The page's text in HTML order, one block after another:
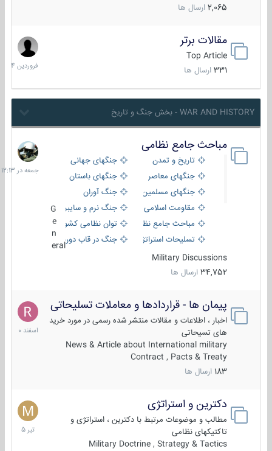
2,065 ارسال ها
مقالات برتر
Top Article
331 ارسال ها
29
فروردین
1404
WAR AND HISTORY - بخش جنگ و تاریخ
مباحث جامع نظامی
تاریخ و تمدن
جنگهای جهانی
جنگهای معاصر
جنگهای باستان
جنگهای مسلمین
جنگ آوران
مقاومت اسلامی
جنگ نرم و سایبری
مباحث جامع نظامی
توان نظامی کشورها
تسلیحات استراتژیک
جنگ در قاب دوربین
eral
Military Discussions
34,752 ارسال ها
جمعه
در
12:13
پیمان ها - قراردادها و معاملات تسلیحاتی
اخبار ، اطلاعات و مقالات منتشر شده رسمی در مورد خرید
های تسیحاتی
News & Article about International military
Contract , Pacts & Treaty
183 ارسال ها
7
اسفند
1400
دکترین و استراتژی
مطالب و موضوعات مرتبط با دکترین ، استراتژی و
تاکتیکهای نظامی
Military Doctrine , Strategy & Tactics
27
تیر
1405